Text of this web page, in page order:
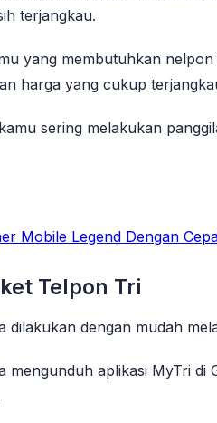
terjangkau.
yang membutuhkan
harga yang cukup
sering melakukan
Mobile Legend Dengan
Telpon Tri
dilakukan dengan mudah
mengunduh aplikasi MyTri